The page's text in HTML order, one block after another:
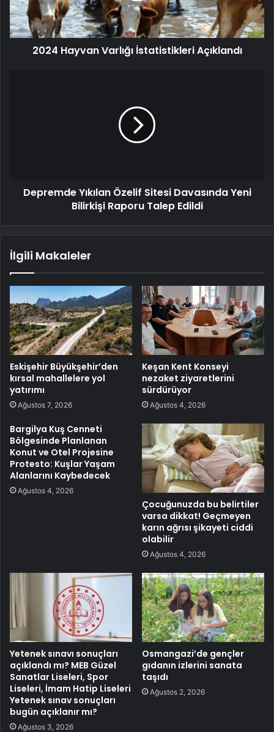
2024 Hayvan Varlığı İstatistikleri Açıklandı
Depremde Yıkılan Özelif Sitesi Davasında Yeni
Bilirkişi Raporu Talep Edildi
İlgili Makaleler
Eskişehir Büyükşehir’den
kırsal mahallelere yol
yatırımı
Ağustos 7, 2026
Keşan Kent Konseyi
nezaket ziyaretlerini
sürdürüyor
Ağustos 4, 2026
Bargilya Kuş Cenneti
Bölgesinde Planlanan
Konut ve Otel Projesine
Protesto: Kuşlar Yaşam
Alanlarını Kaybedecek
Ağustos 4, 2026
Çocuğunuzda bu belirtiler
varsa dikkat! Geçmeyen
karın ağrısı şikayeti ciddi
olabilir
Ağustos 4, 2026
Yetenek sınavı sonuçları
açıklandı mı? MEB Güzel
Sanatlar Liseleri, Spor
Liseleri, İmam Hatip Liseleri
Yetenek sınav sonuçları
bugün açıklanır mı?
Ağustos 3, 2026
Osmangazi’de gençler
gıdanın izlerini sanata
taşıdı
Ağustos 2, 2026